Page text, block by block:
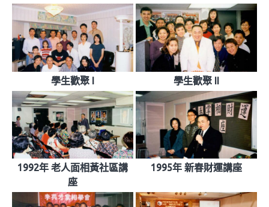
學生歡聚 I 學生歡聚 II
1992年 老人面相黃社區講
座
1995年 新春財運講座